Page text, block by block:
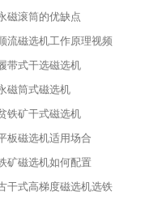
磁滚筒的优缺点
流磁选机工作原理视频
带式干选磁选机
磁筒式磁选机
铁矿干式磁选机
板磁选机适用场合
矿磁选机如何配置
干式高梯度磁选机选铁